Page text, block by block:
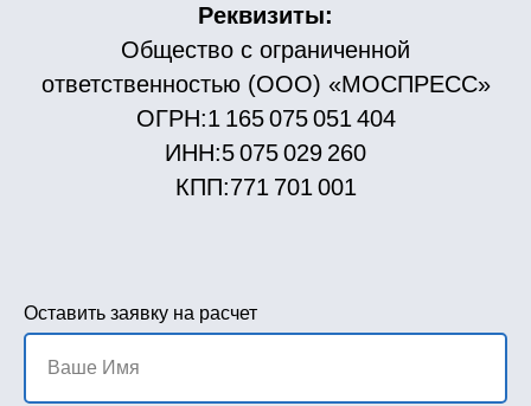
Реквизиты:
Общество с ограниченной
ответственностью (ООО) «МОСПРЕСС»
ОГРН:1 165 075 051 404
ИНН:5 075 029 260
КПП:771 701 001
Оставить заявку на расчет
Ваше Имя